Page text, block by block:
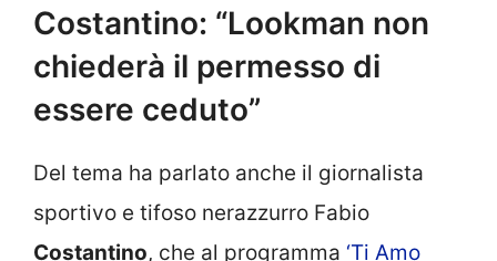
Costantino: “Lookman non
chiederà il permesso di
essere ceduto”
Del tema ha parlato anche il giornalista
sportivo e tifoso nerazzurro Fabio
Costantino, che al programma ‘Ti Amo